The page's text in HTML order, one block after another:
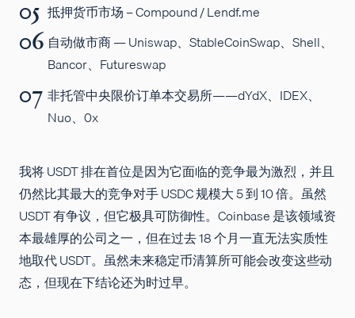
抵押货币市场 – Compound / Lendf.me
自动做市商 — Uniswap、StableCoinSwap、Shell、
Bancor、Futureswap
非托管中央限价订单本交易所——dYdX、IDEX、
Nuo、0x
我将 USDT 排在首位是因为它面临的竞争最为激烈，并且
仍然比其最大的竞争对手 USDC 规模大 5 到 10 倍。虽然
USDT 有争议，但它极具可防御性。Coinbase 是该领域资
本最雄厚的公司之一，但在过去 18 个月一直无法实质性
地取代 USDT。虽然未来稳定币清算所可能会改变这些动
态，但现在下结论还为时过早。